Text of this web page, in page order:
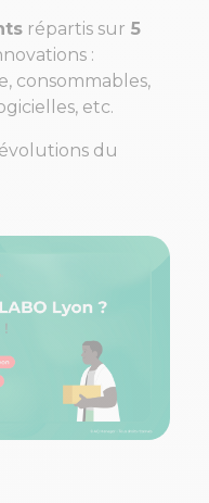
répartis sur 5
:
consommables,
etc.
du